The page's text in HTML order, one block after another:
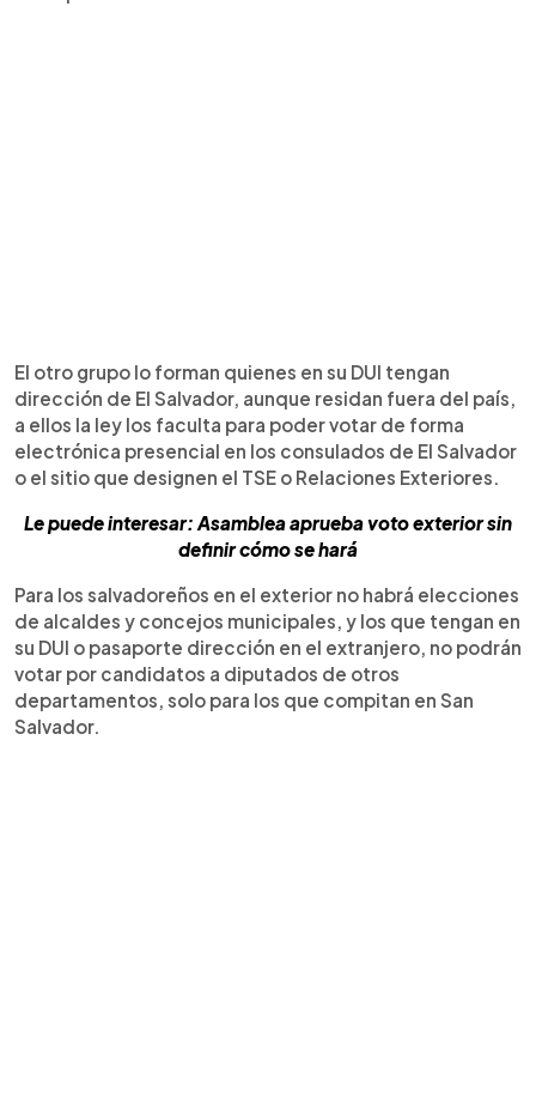
El otro grupo lo forman quienes en su DUI tengan
dirección de El Salvador, aunque residan fuera del país,
a ellos la ley los faculta para poder votar de forma
electrónica presencial en los consulados de El Salvador
o el sitio que designen el TSE o Relaciones Exteriores.
Le puede interesar: Asamblea aprueba voto exterior sin
definir cómo se hará
Para los salvadoreños en el exterior no habrá elecciones
de alcaldes y concejos municipales, y los que tengan en
su DUI o pasaporte dirección en el extranjero, no podrán
votar por candidatos a diputados de otros
departamentos, solo para los que compitan en San
Salvador.